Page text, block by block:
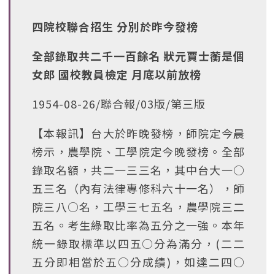
四院校聯合招生 分別於昨今發榜
全部錄取共二千一百餘名 狀元賈士蘅是個
女郎 國校教員檢定 月底以前放榜
1954-08-26/聯合報/03版/第三版
【本報訊】台大於昨晚發榜，師院定今晨
榜示，農學院、工學院定今晚發榜。全部
錄取名額，共二一三三名，其中台大一○
五三名（內有法律專修科六十一名），師
院三八○名，工學三七五名，農學院三二
五名。考生綠取比率為五分之一強。本年
統一錄取標準以四五○分為滿分，(二二
五分即相當於五○分成績)，如達二四○